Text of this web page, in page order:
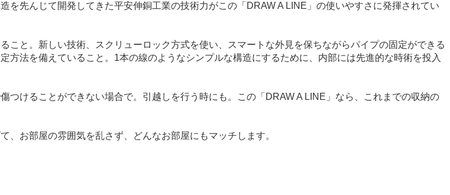
先んじて開発してきた平安伸銅工業の技術力がこの「DRAW A LINE」の使いやすさに発揮されてい
と。新しい技術、スクリューロック方式を使い、スマートな外見を保ちながらパイプの固定ができる
法を備えていること。1本の線のようなシンプルな構造にするために、内部には先進的な時術を投入
つけることができない場合で。引越しを行う時にも。この「DRAW A LINE」なら、これまでの収納の
お部屋の雰囲気を乱さず、どんなお部屋にもマッチします。